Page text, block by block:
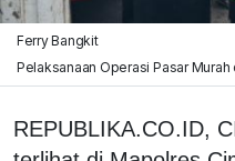
Ferry Bangkit
Pelaksanaan Operasi Pasar
REPUBLIKA.CO.ID,